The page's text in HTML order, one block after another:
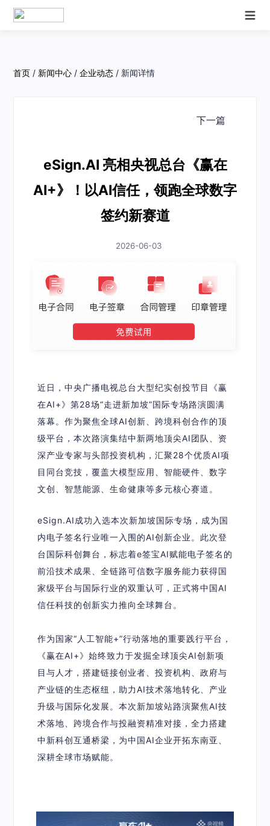
首页 / 新闻中心 /企业动态 / 新闻详情
下一篇
eSign.AI 亮相央视总台《赢在
AI+》！以AI信任，领跑全球数字
签约新赛道
2026-06-03
近日，中央广播电视总台大型纪实创投节目《赢
在AI+》第28场“走进新加坡”国际专场路演圆满
落幕。作为聚焦全球AI创新、跨境科创合作的顶
级平台，本次路演集结中新两地顶尖AI团队、资
深产业专家与头部投资机构，汇聚28个优质AI项
目同台竞技，覆盖大模型应用、智能硬件、数字
文创、智慧能源、生命健康等多元核心赛道。
eSign.AI成功入选本次新加坡国际专场，成为国
内电子签名行业唯一入围的AI创新企业。 此次登
台国际科创舞台，标志着e签宝AI赋能电子签名的
前沿技术成果、全链路可信数字服务能力获得国
家级平台与国际行业的双重认可，正式将中国AI
信任科技的创新实力推向全球舞台。
作为国家“人工智能+”行动落地的重要践行平台，
《赢在AI+》始终致力于发掘全球顶尖AI创新项
目与人才，搭建链接创业者、投资机构、政府与
产业链的生态枢纽，助力AI技术落地转化、产业
升级与国际化发展。本次新加坡站路演聚焦AI技
术落地、跨境合作与投融资精准对接，全力搭建
中新科创互通桥梁，为中国AI企业开拓东南亚、
深耕全球市场赋能。